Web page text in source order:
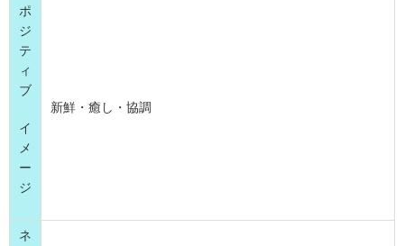
ポ
ジ
テ
ィ
ブ
イ
メ
ー
ジ
新鮮・癒し・協調
ネ